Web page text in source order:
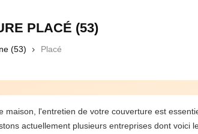
PLACÉ (53)
(53) Placé
maison, l'entretien de votre couverture est
actuellement plusieurs entreprises dont voici